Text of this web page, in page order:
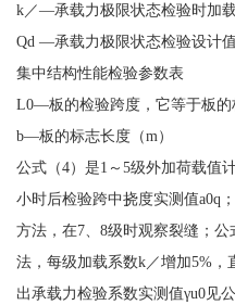
k／—承载力极限状态检验时加
Qd —承载力极限状态检验设计
集中结构性能检验参数表
L0—板的检验跨度，它等于板的
b—板的标志长度（m）
公式（4）是1～5级外加荷载值
小时后检验跨中挠度实测值a0q
方法，在7、8级时观察裂缝；
法，每级加载系数k／增加5%
出承载力检验系数实测值γu0见